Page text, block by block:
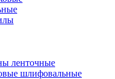
ленточные
шлифовальные